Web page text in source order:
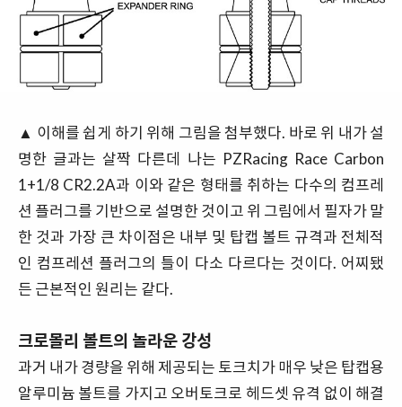
▲ 이해를 쉽게 하기 위해 그림을 첨부했다. 바로 위 내가 설
명한 글과는 살짝 다른데 나는 PZRacing Race Carbon
1+1/8 CR2.2A과 이와 같은 형태를 취하는 다수의 컴프레
션 플러그를 기반으로 설명한 것이고 위 그림에서 필자가 말
한 것과 가장 큰 차이점은 내부 및 탑캡 볼트 규격과 전체적
인 컴프레션 플러그의 틀이 다소 다르다는 것이다. 어찌됐
든 근본적인 원리는 같다.
크로몰리 볼트의 놀라운 강성
과거 내가 경량을 위해 제공되는 토크치가 매우 낮은 탑캡용
알루미늄 볼트를 가지고 오버토크로 헤드셋 유격 없이 해결